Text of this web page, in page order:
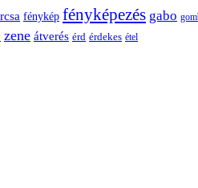
fénykép fényképezés gabo
zene átverés érd érdekes étel